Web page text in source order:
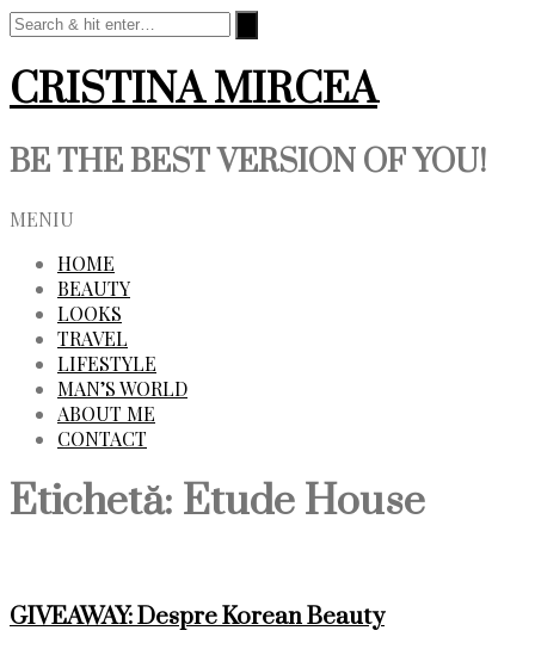
CRISTINA MIRCEA
BE THE BEST VERSION OF YOU!
MENIU
HOME
BEAUTY
LOOKS
TRAVEL
LIFESTYLE
MAN’S WORLD
ABOUT ME
CONTACT
Etichetă: Etude House
GIVEAWAY: Despre Korean Beauty